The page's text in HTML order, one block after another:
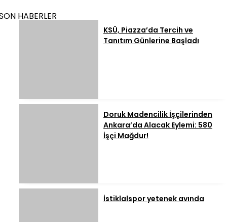
HABERLER
KSÜ, Piazza’da Tercih ve
Tanıtım Günlerine Başladı
Doruk Madencilik İşçilerinden
Ankara’da Alacak Eylemi: 580
İşçi Mağdur!
İstiklalspor yetenek avında